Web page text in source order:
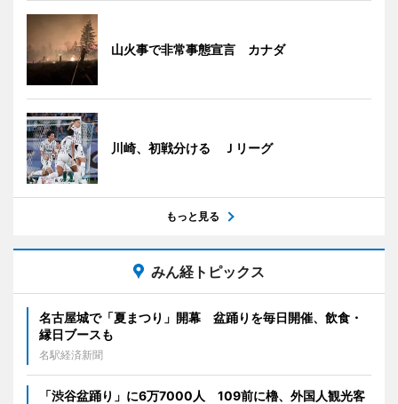
山火事で非常事態宣言 カナダ
川崎、初戦分ける Ｊリーグ
もっと見る
みん経トピックス
名古屋城で「夏まつり」開幕 盆踊りを毎日開催、飲食・
縁日ブースも
名駅経済新聞
「渋谷盆踊り」に6万7000人 109前に櫓、外国人観光客